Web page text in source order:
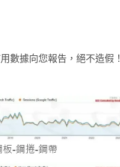
數據向您報告，絕不造假！